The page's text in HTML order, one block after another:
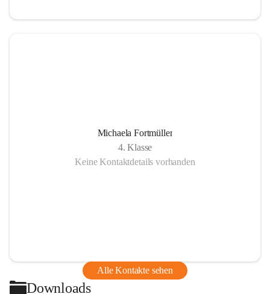
Michaela Fortmüller
4. Klasse
Keine Kontaktdetails vorhanden
Alle Kontakte sehen
Downloads